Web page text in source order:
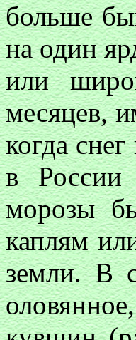
больше
на один
или
месяцев,
когда
в России
морозы
каплям
земли. В